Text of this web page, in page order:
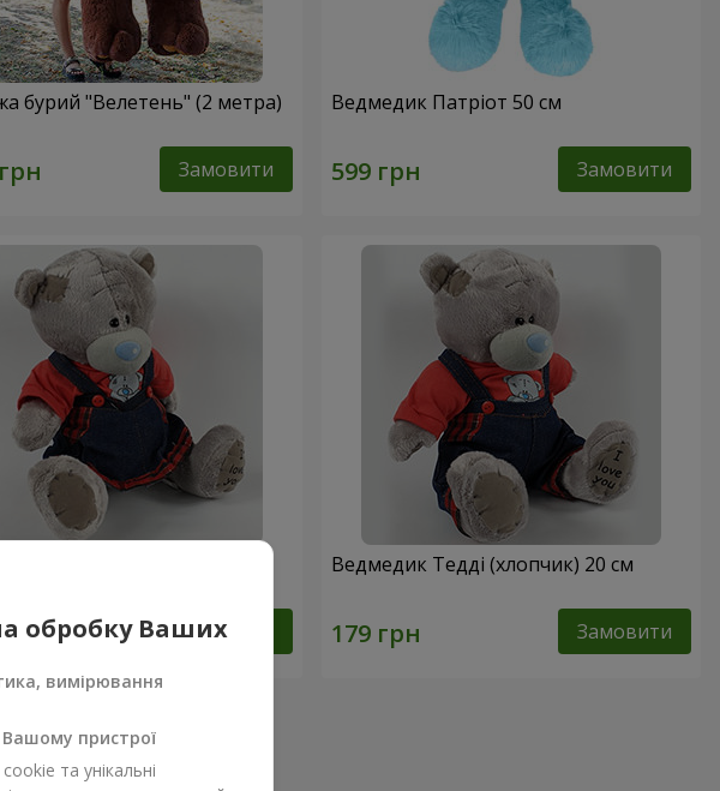
бурий "Велетень" (2 метра)
Замовити
Ведмедик Патріот 50 см
Замовити
Замовити
Ведмедик Тедді (хлопчик) 20 см
Замовити
обробку Ваших
вимірювання
Вашому пристрої
та унікальні